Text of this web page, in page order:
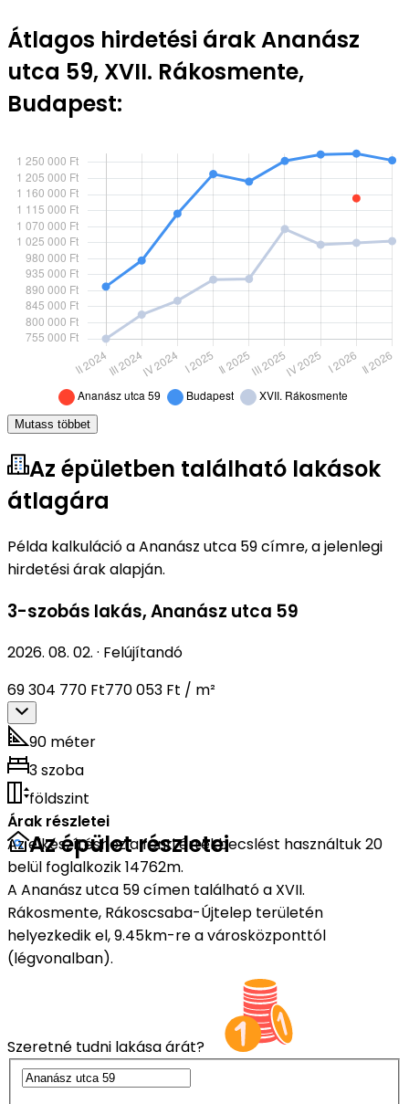
Átlagos hirdetési árak Ananász
utca 59, XVII. Rákosmente,
Budapest:
Mutass többet
Az épületben található lakások
átlagára
Példa kalkuláció a Ananász utca 59 címre, a jelenlegi
hirdetési árak alapján.
3-szobás lakás,Ananász utca 59
2026. 08. 02. · Felújítandó
69 304 770 Ft770 053 Ft / m²
90 méter
3 szoba
földszint
Árak részletei
Az elkészítéshez a fenti értékbecslést használtuk 20
belül foglalkozik 14762m.
Az épület részletei
A Ananász utca 59 címen található a XVII.
Rákosmente, Rákoscsaba-Újtelep területén
helyezkedik el, 9.45km-re a városközponttól
(légvonalban).
Szeretné tudni lakása árát?